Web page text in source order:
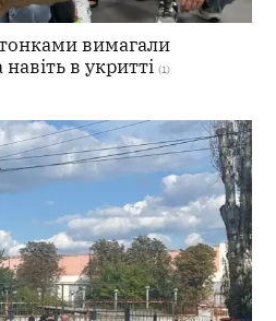
вимагали
в укритті (1)